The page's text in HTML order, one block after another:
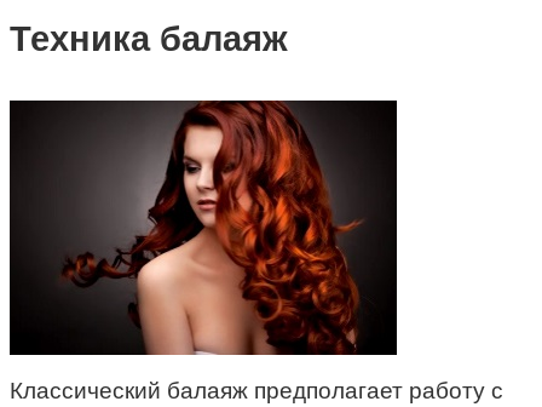
Техника балаяж
Классический балаяж предполагает работу с